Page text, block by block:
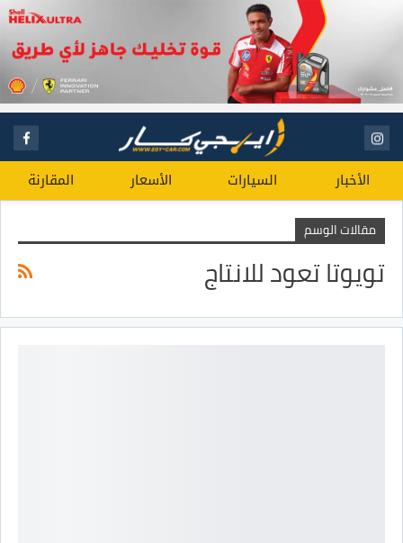
الأخبار السيارات الأسعار المقارنة
مقالات الوسم
تويوتا تعود للانتاج